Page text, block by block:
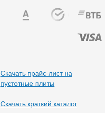
Скачать прайс-лист на
пустотные плиты
Скачать краткий каталог